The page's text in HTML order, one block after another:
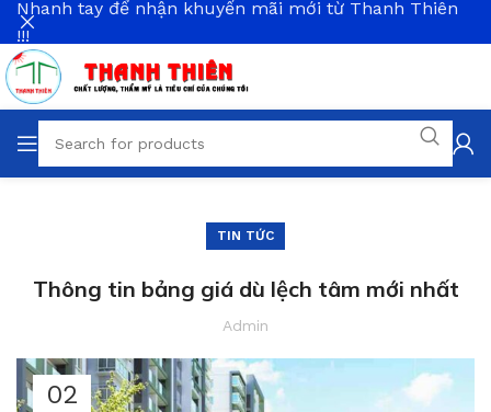
TIN TỨC
Thông tin bảng giá dù lệch tâm mới nhất
Admin
02
Nhanh tay để nhận khuyến mãi mới từ Thanh Thiên
!!!